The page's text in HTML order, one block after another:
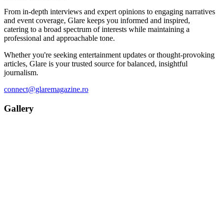
From in-depth interviews and expert opinions to engaging narratives
and event coverage, Glare keeps you informed and inspired,
catering to a broad spectrum of interests while maintaining a
professional and approachable tone.
Whether you're seeking entertainment updates or thought-provoking
articles, Glare is your trusted source for balanced, insightful
journalism.
connect@glaremagazine.ro
Gallery